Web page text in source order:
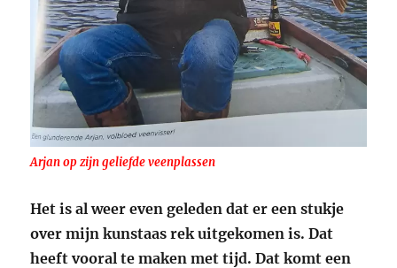
Arjan op zijn geliefde veenplassen
Het is al weer even geleden dat er een stukje
over mijn kunstaas rek uitgekomen is. Dat
heeft vooral te maken met tijd. Dat komt een